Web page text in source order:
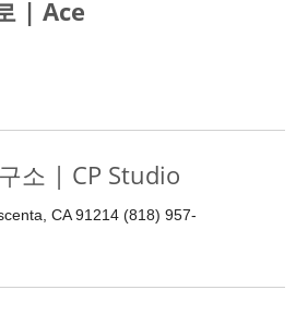
| Ace
소 | CP Studio
CA 91214 (818) 957-